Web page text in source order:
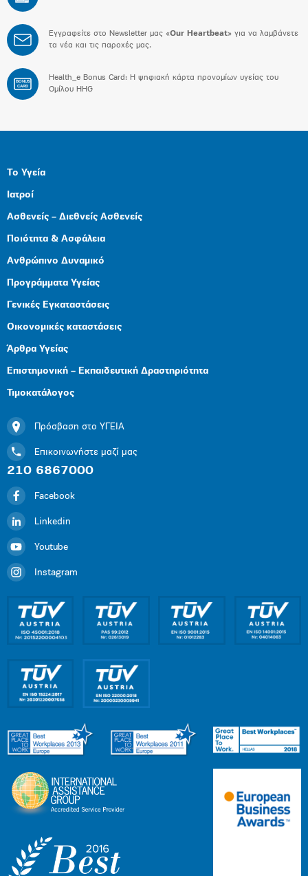
Εγγραφείτε στο Newsletter μας «Our Heartbeat» για να λαμβάνετε
τα νέα και τις παροχές μας.
BONUS
CARD
Health_e Bonus Card: H ψηφιακή κάρτα προνομίων υγείας του
Ομίλου HHG
Το Υγεία
Ιατροί
Ασθενείς – Διεθνείς Ασθενείς
Ποιότητα & Ασφάλεια
Ανθρώπινο Δυναμικό
Προγράμματα Υγείας
Γενικές Εγκαταστάσεις
Οικονομικές καταστάσεις
Άρθρα Υγείας
Επιστημονική – Εκπαιδευτική Δραστηριότητα
Τιμοκατάλογος
Πρόσβαση στο ΥΓΕΙΑ
Επικοινωνήστε μαζί μας
210 6867000
Facebook
Linkedin
Youtube
Instagram